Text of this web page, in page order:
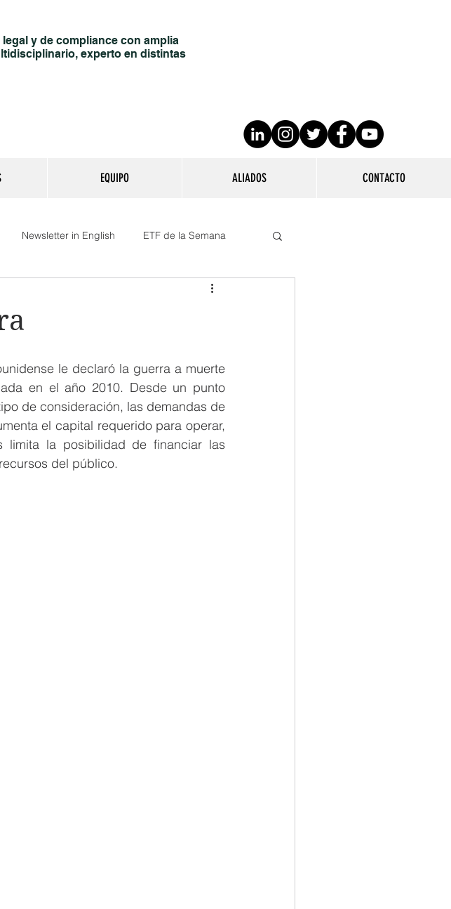
y de compliance con amplia
experto en distintas
EQUIPO ALIADOS CONTACTO
Newsletter in English ETF de la Semana
le declaró la guerra a muerte
en el año 2010. Desde un punto
de consideración, las demandas de
el capital requerido para operar,
limita la posibilidad de financiar las
del público.